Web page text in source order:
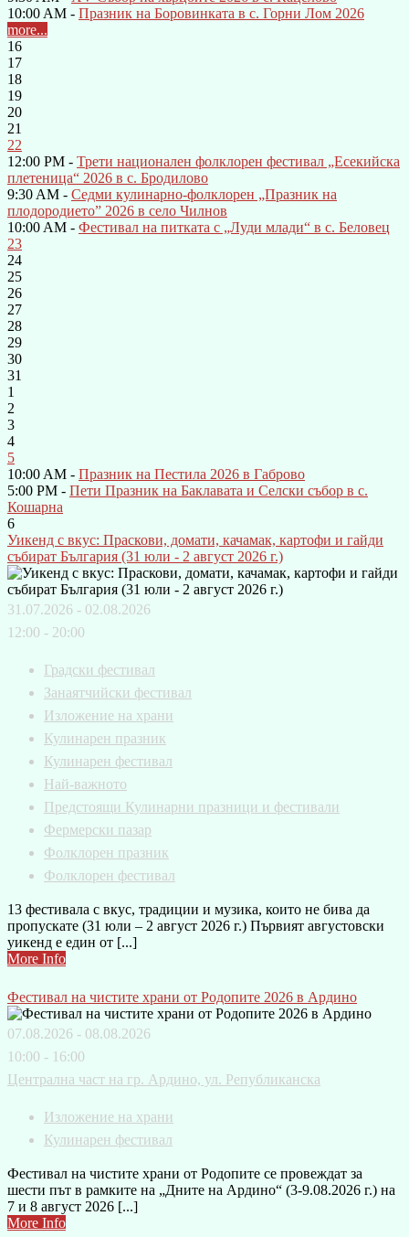
10:00 AM - Празник на Боровинката в с. Горни Лом 2026
more...
16
17
18
19
20
21
22
12:00 PM - Трети национален фолклорен фестивал „Есекийска
плетеница“ 2026 в с. Бродилово
9:30 AM - Седми кулинарно-фолклорен „Празник на
плодородието” 2026 в село Чилнов
10:00 AM - Фестивал на питката с „Луди млади“ в с. Беловец
23
24
25
26
27
28
29
30
31
1
2
3
4
5
10:00 AM - Празник на Пестила 2026 в Габрово
5:00 PM - Пети Празник на Баклавата и Селски събор в с.
Кошарна
6
Уикенд с вкус: Праскови, домати, качамак, картофи и гайди
събират България (31 юли - 2 август 2026 г.)
31.07.2026 - 02.08.2026
12:00 - 20:00
Градски фестивал
Занаятчийски фестивал
Изложение на храни
Кулинарен празник
Кулинарен фестивал
Най-важното
Предстоящи Кулинарни празници и фестивали
Фермерски пазар
Фолклорен празник
Фолклорен фестивал
13 фестивала с вкус, традиции и музика, които не бива да
пропускате (31 юли – 2 август 2026 г.) Първият августовски
уикенд е един от [...]
More Info
Фестивал на чистите храни от Родопите 2026 в Ардино
07.08.2026 - 08.08.2026
10:00 - 16:00
Централна част на гр. Ардино, ул. Републиканска
Изложение на храни
Кулинарен фестивал
Фестивал на чистите храни от Родопите се провеждат за
шести път в рамките на „Дните на Ардино“ (3-9.08.2026 г.) на
7 и 8 август 2026 [...]
More Info